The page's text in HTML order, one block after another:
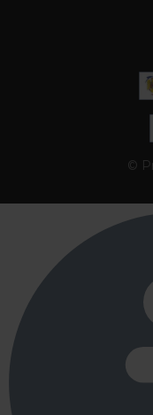
©